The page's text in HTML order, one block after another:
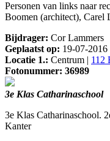
Personen van links naar
Boomen (architect), Carel
Bijdrager: Cor Lammers
Geplaatst op: 19-07-2016
Locatie 1.: Centrum | 112
Fotonummer: 36989
3e Klas Catharinaschool
3e Klas Catharinaschool.
Kanter